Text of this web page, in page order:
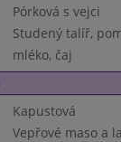
Pórková s vejci
Studený talíř,
mléko, čaj
Kapustová
Vepřové maso a